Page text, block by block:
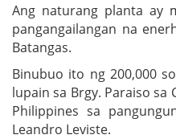
Ang naturang planta ay
pangangailangan na
Batangas.
Binubuo ito ng 200,000
lupain sa Brgy. Paraiso sa
Philippines sa
Leandro Leviste.